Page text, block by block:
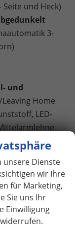
und Heck)
3-
und
Home
LED-
40:20:40
Vordersitze
Store und
Connect),
unsere Dienste
wir Ihre
für Marketing,
Sie uns Ihr
Einwilligung